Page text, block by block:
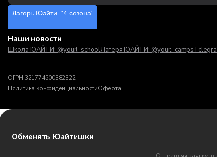
Лагерь Юайти. "4 сезона"
Наши новости
Школа ЮАЙТИ: @youit_schoolЛагеря ЮАЙТИ: @youit_camps
ОГРН 321774600382322
Политика конфиденциальностиОферта
Обменять Юайтишки